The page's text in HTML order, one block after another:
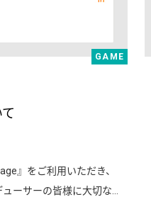
GAME
』をご利用いただき、
ーサーの皆様に大切な...